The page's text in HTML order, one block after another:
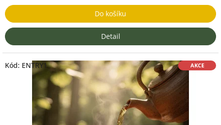
Do košíku
Detail
AKCE
Kód: ENTRY1